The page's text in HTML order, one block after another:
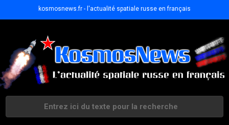
kosmosnews.fr - l'actualité spatiale russe en français